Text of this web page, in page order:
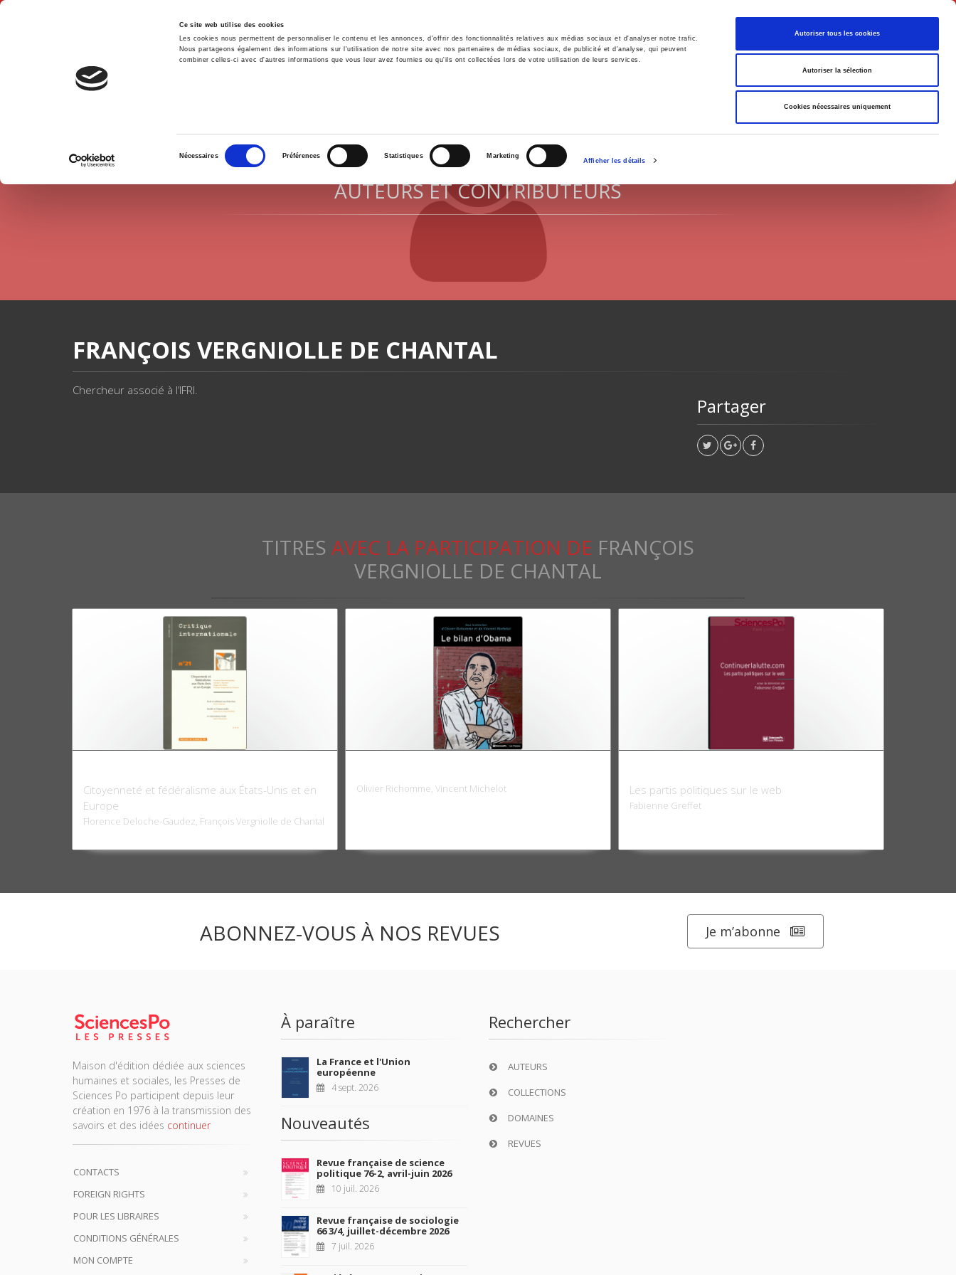
Ce site web utilise des cookies
Les cookies nous permettent de personnaliser le contenu et les annonces, d'offrir des fonctionnalités relatives aux médias sociaux et d'analyser notre trafic.
Nous partageons également des informations sur l'utilisation de notre site avec nos partenaires de médias sociaux, de publicité et d'analyse, qui peuvent
combiner celles-ci avec d'autres informations que vous leur avez fournies ou qu'ils ont collectées lors de votre utilisation de leurs services.
consentement
Nécessaires Préférences Statistiques Marketing
Afficher les détails
Autoriser tous les cookies
Autoriser la sélection
Cookies nécessaires uniquement
Français
Accueil Environnement Histoire International
AUTEURS ET CONTRIBUTEURS
FRANÇOIS VERGNIOLLE DE CHANTAL
Chercheur associé à l’IFRI.
Partager
TITRES AVEC LA PARTICIPATION DE FRANÇOIS
VERGNIOLLE DE CHANTAL
Citoyenneté et fédéralisme aux États-Unis et en
Europe
Florence Deloche-Gaudez, François Vergniolle de Chantal
Olivier Richomme, Vincent Michelot Les partis politiques sur le web
Fabienne Greffet
ABONNEZ-VOUS À NOS REVUES Je m’abonne
Maison d'édition dédiée aux sciences
humaines et sociales, les Presses de
Sciences Po participent depuis leur
création en 1976 à la transmission des
savoirs et des idées continuer
CONTACTS
FOREIGN RIGHTS
POUR LES LIBRAIRES
CONDITIONS GÉNÉRALES
MON COMPTE
À paraître
La France et l'Union
européenne
4 sept. 2026
Nouveautés
Revue française de science
politique 76-2, avril-juin 2026
10 juil. 2026
Revue française de sociologie
66 3/4, juillet-décembre 2026
7 juil. 2026
Rechercher
AUTEURS
COLLECTIONS
DOMAINES
REVUES